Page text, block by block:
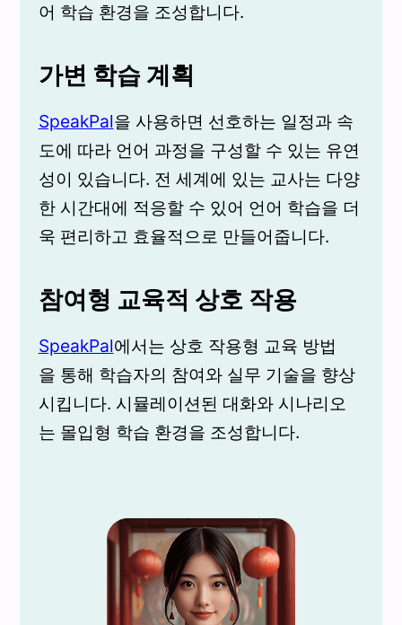
어 학습 환경을 조성합니다.
가변 학습 계획
SpeakPal을 사용하면 선호하는 일정과 속
도에 따라 언어 과정을 구성할 수 있는 유연
성이 있습니다. 전 세계에 있는 교사는 다양
한 시간대에 적응할 수 있어 언어 학습을 더
욱 편리하고 효율적으로 만들어줍니다.
참여형 교육적 상호 작용
SpeakPal에서는 상호 작용형 교육 방법
을 통해 학습자의 참여와 실무 기술을 향상
시킵니다. 시뮬레이션된 대화와 시나리오
는 몰입형 학습 환경을 조성합니다.